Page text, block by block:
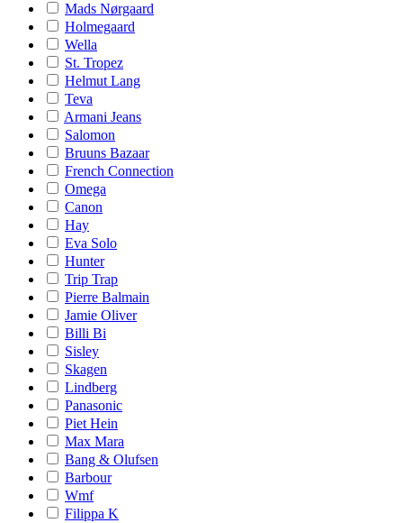
Mads Nørgaard
Holmegaard
Wella
St. Tropez
Helmut Lang
Teva
Armani Jeans
Salomon
Bruuns Bazaar
French Connection
Omega
Canon
Hay
Eva Solo
Hunter
Trip Trap
Pierre Balmain
Jamie Oliver
Billi Bi
Sisley
Skagen
Lindberg
Panasonic
Piet Hein
Max Mara
Bang & Olufsen
Barbour
Wmf
Filippa K